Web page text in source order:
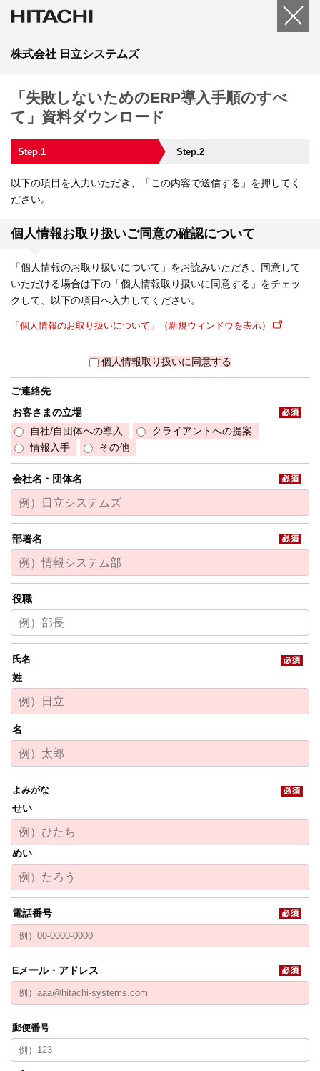
株式会社 日立システムズ
「失敗しないためのERP導入手順のすべ
て」資料ダウンロード
Step.1 Step.2
以下の項目を入力いただき、「この内容で送信する」を押してく
ださい。
個人情報お取り扱いご同意の確認について
「個人情報のお取り扱いについて」をお読みいただき、同意して
いただける場合は下の「個人情報取り扱いに同意する」をチェッ
クして、以下の項目へ入力してください。
「個人情報のお取り扱いについて」（新規ウィンドウを表示）
個人情報取り扱いに同意する
ご連絡先
お客さまの立場
自社/自団体への導入
クライアントへの提案
情報入手
その他
会社名・団体名
部署名
役職
姓
名
せい
めい
電話番号
Eメール・アドレス